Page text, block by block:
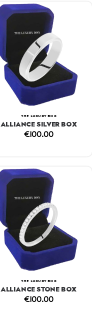
THE LUXURY BOX
ALLIANCE SILVER BOX
€100.00
THE LUXURY BOX
ALLIANCE STONE BOX
€100.00